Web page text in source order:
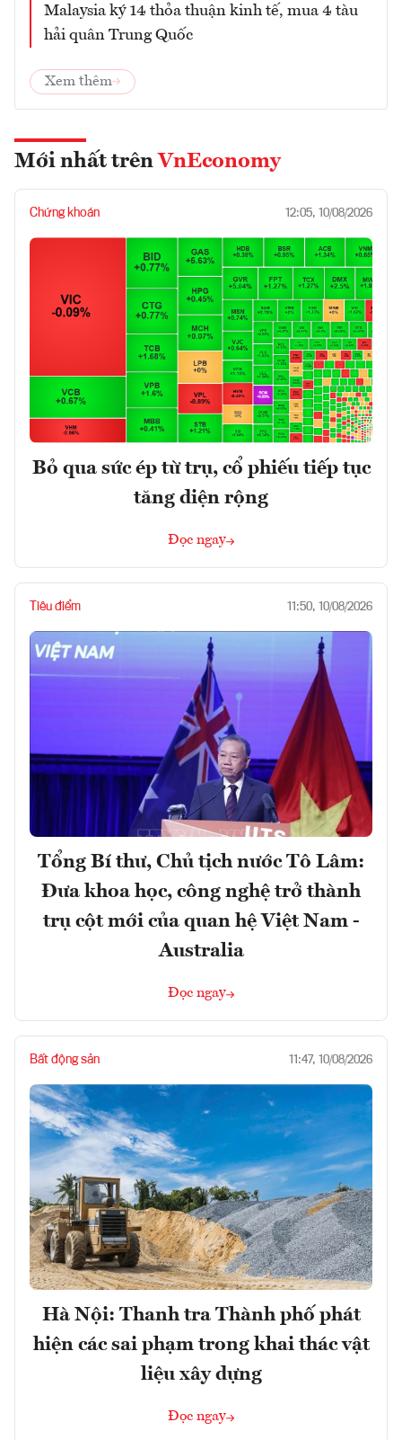
Malaysia ký 14 thỏa thuận kinh tế, mua 4 tàu
hải quân Trung Quốc
Xem thêm
Mới nhất trên VnEconomy
Chứng khoán 12:05, 10/08/2026
Bỏ qua sức ép từ trụ, cổ phiếu tiếp tục
tăng diện rộng
Đọc ngay
Tiêu điểm 11:50, 10/08/2026
Tổng Bí thư, Chủ tịch nước Tô Lâm:
Đưa khoa học, công nghệ trở thành
trụ cột mới của quan hệ Việt Nam -
Australia
Đọc ngay
Bất động sản 11:47, 10/08/2026
Hà Nội: Thanh tra Thành phố phát
hiện các sai phạm trong khai thác vật
liệu xây dựng
Đọc ngay